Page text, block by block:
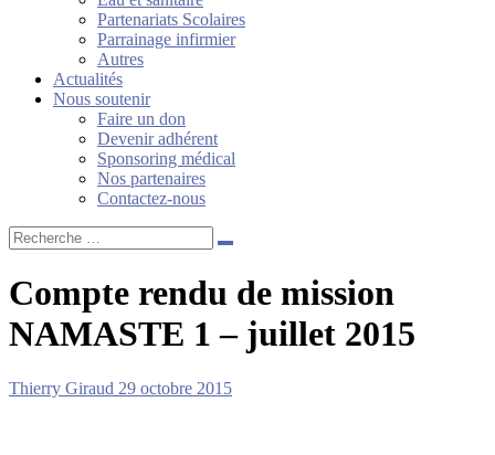
Partenariats Scolaires
Parrainage infirmier
Autres
Actualités
Nous soutenir
Faire un don
Devenir adhérent
Sponsoring médical
Nos partenaires
Contactez-nous
Recherche
…
Compte rendu de mission
NAMASTE 1 – juillet 2015
Thierry Giraud 29 octobre 2015